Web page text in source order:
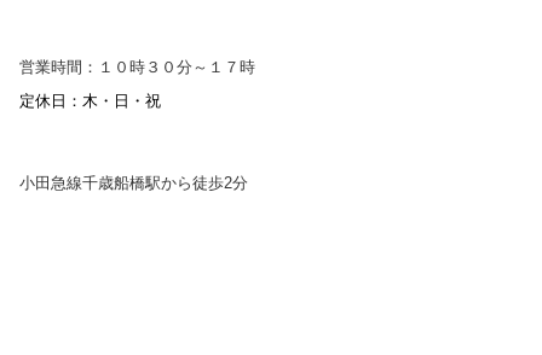
営業時間：１０時３０分～１７時
定休日：木・日・祝
小田急線千歳船橋駅から徒歩2分